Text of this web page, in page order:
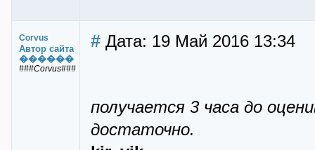
Corvus
Автор сайта
������
###Corvus###
# Дата: 19 Май 2016 13:34
получается 3 часа до
достаточно.